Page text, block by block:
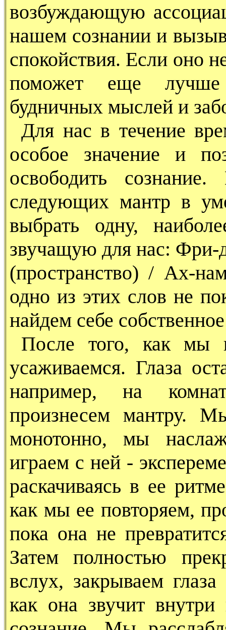
возбуждающую
нашем сознании и
спокойствия. Если оно
поможет еще лучше
будничных мыслей и
Для нас в течение
особое значение и
освободить
следующих мантр в
выбрать одну,
звучащую для нас: Фри-
(пространство) / Ах-
одно из этих слов не
найдем себе
После того, как мы
усаживаемся. Глаза
например, на
произнесем мантру.
монотонно, мы
играем с ней -
раскачиваясь в ее
как мы ее повторяем,
пока она не
Затем полностью
вслух, закрываем
как она звучит